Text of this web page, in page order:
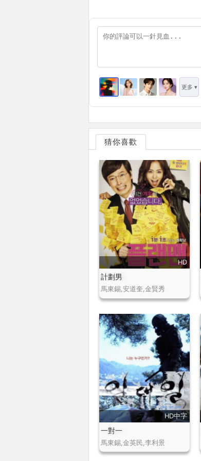
更多 ▾
猜你喜歡
HD
計劃男
馬東錫,安道奎,金賢秀
HD中字
一對一
馬東錫,金英民,李利景